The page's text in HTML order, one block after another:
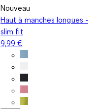
Nouveau
Haut à manches longues -
slim fit
9,99 €